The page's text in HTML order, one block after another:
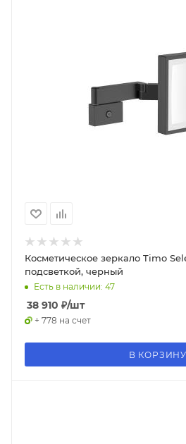
Косметическое зеркало Timo
подсветкой, черный
Есть в наличии: 47
38 910 ₽/шт
+ 778 на счет
В КОРЗИНУ